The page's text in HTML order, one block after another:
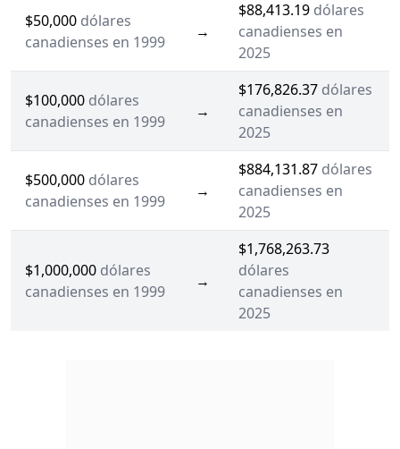
$50,000 dólares
canadienses en 1999
→
$88,413.19 dólares
canadienses en
2025
$100,000 dólares
canadienses en 1999
→
$176,826.37 dólares
canadienses en
2025
$500,000 dólares
canadienses en 1999
→
$884,131.87 dólares
canadienses en
2025
$1,000,000 dólares
canadienses en 1999
→
$1,768,263.73
dólares
canadienses en
2025